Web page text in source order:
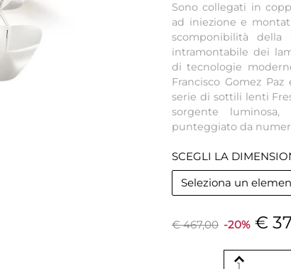
Sono collegati in
ad iniezione e
scomponibilità
intramontabile dei
di tecnologie
Francisco Gomez
serie di sottili lenti
sorgente
punteggiato da
SCEGLI LA
Seleziona un
€ 467,00 -20% €